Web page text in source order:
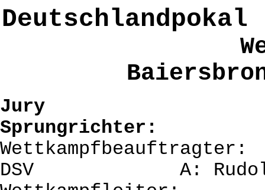
Sprungrichter:
DSV A: Rudolf